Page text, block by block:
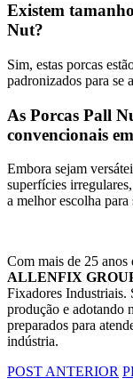
Existem
Nut?
Sim, estas porcas
padronizados para se
As Porcas Pall
convencionais
Embora sejam
superfícies
a melhor escolha
Com mais de 25 anos
ALLENFIX
Fixadores Industriais.
produção e adotando
preparados para
indústria.
POST ANTERIOR